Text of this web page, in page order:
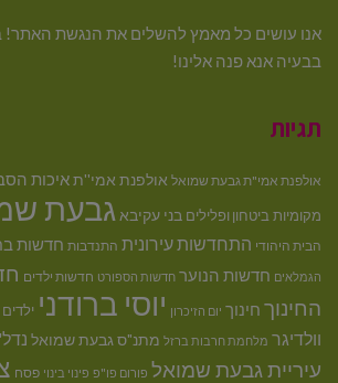
אנו עושים כל מאמץ להשלים את הנגשת האתר!
בבעיה אנא פנה אלינו!
תגיות
אולפנת אמי"ת גבעת שמואל אולפנת אמי''תאיכות
מקומיותביטחון ופלילים בני עקיבא גבעת
הבית היהודי התחדשות עירונית התנדבות חדשות
הגמלאים חדשות הנוער חדשות הספורט חדשות ילדים
החינוך חינוך יום הזיכרון יוסי ברודני ילדים
וולדיגר מלחמת חרבות ברזל מתנ"ס גבעת שמואל
עיריית גבעת שמואל פורום פו"פ פינוי בינוי פסח